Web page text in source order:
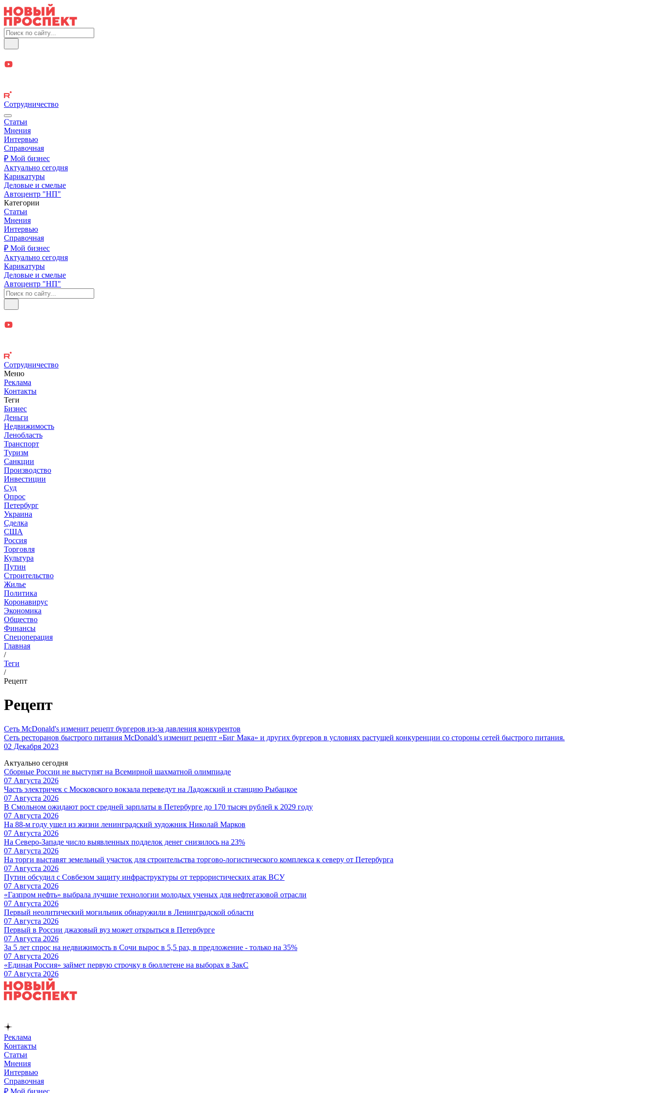
Сотрудничество
Статьи
Мнения
Интервью
Справочная
₽ Мой бизнес
Актуально сегодня
Карикатуры
Деловые и смелые
Автоцентр "НП"
Категории
Статьи
Мнения
Интервью
Справочная
₽ Мой бизнес
Актуально сегодня
Карикатуры
Деловые и смелые
Автоцентр "НП"
Сотрудничество
Меню
Реклама
Контакты
Теги
Бизнес
Деньги
Недвижимость
Ленобласть
Транспорт
Туризм
Санкции
Производство
Инвестиции
Суд
Опрос
Петербург
Украина
Сделка
США
Россия
Торговля
Культура
Путин
Строительство
Жилье
Политика
Коронавирус
Экономика
Общество
Финансы
Спецоперация
Главная
/
Теги
/
Рецепт
Рецепт
Сеть McDonald's изменит рецепт бургеров из-за давления конкурентов
Сеть ресторанов быстрого питания McDonald’s изменит рецепт «Биг Мака» и других бургеров в условиях растущей конкуренции со стороны сетей быстрого питания.
02 Декабря 2023
Актуально сегодня
Сборные России не выступят на Всемирной шахматной олимпиаде
07 Августа 2026
Часть электричек с Московского вокзала переведут на Ладожский и станцию Рыбацкое
07 Августа 2026
В Смольном ожидают рост средней зарплаты в Петербурге до 170 тысяч рублей к 2029 году
07 Августа 2026
На 88-м году ушел из жизни ленинградский художник Николай Марков
07 Августа 2026
На Северо-Западе число выявленных подделок денег снизилось на 23%
07 Августа 2026
На торги выставят земельный участок для строительства торгово-логистического комплекса к северу от Петербурга
07 Августа 2026
Путин обсудил с Совбезом защиту инфраструктуры от террористических атак ВСУ
07 Августа 2026
«Газпром нефть» выбрала лучшие технологии молодых ученых для нефтегазовой отрасли
07 Августа 2026
Первый неолитический могильник обнаружили в Ленинградской области
07 Августа 2026
Первый в России джазовый вуз может открыться в Петербурге
07 Августа 2026
За 5 лет спрос на недвижимость в Сочи вырос в 5,5 раз, в предложение - только на 35%
07 Августа 2026
«Единая Россия» займет первую строчку в бюллетене на выборах в ЗакС
07 Августа 2026
Реклама
Контакты
Статьи
Мнения
Интервью
Справочная
₽ Мой бизнес